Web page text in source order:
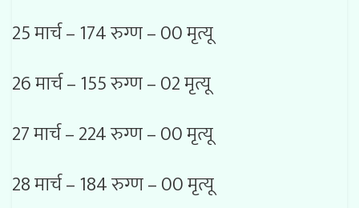
25 मार्च – 174 रुग्ण – 00 मृत्यू
26 मार्च – 155 रुग्ण – 02 मृत्यू
27 मार्च – 224 रुग्ण – 00 मृत्यू
28 मार्च – 184 रुग्ण – 00 मृत्यू